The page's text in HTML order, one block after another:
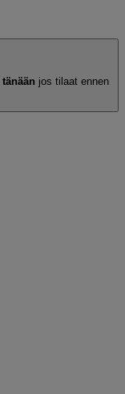
tänään jos tilaat ennen